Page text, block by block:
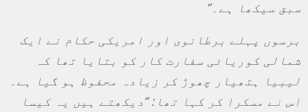
سبق سیکھا ہے۔“
برسوں پہلے برطانوی اور امریکی حکام نے ایک
شمالی کوریائی سفارت کار کو بتایا تھا کہ
لیبیا ہتھیار چھوڑ کر زیادہ محفوظ ہو گیا ہے۔
اس نے مسکرا کر کہا تھا : “دیکھتے ہیں یہ کیسا